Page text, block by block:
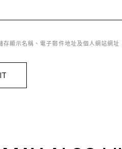
存顯示名稱、電子郵件地址及個人網站網址